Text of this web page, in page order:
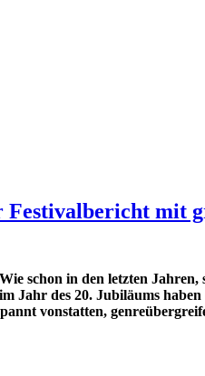
Festivalbericht mit
Wie schon in den letzten
Jahr des 20. Jubiläums
vonstatten,